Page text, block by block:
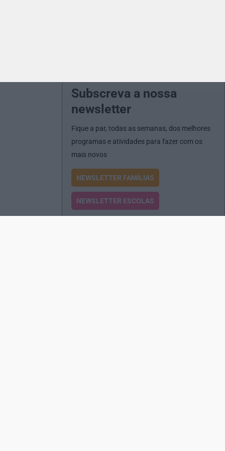
Subscreva a nossa
newsletter
Fique a par, todas as semanas, dos melhores
programas e atividades para fazer com os
mais novos
NEWSLETTER FAMÍLIAS
NEWSLETTER ESCOLAS